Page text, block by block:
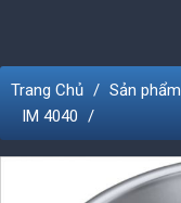
Trang Chủ Sản phẩm
IM 4040